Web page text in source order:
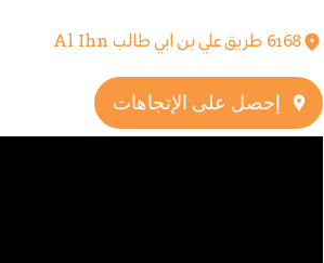
6168 طريق علي بن ابي طالب Al Ihn
إحصل على الإتجاهات